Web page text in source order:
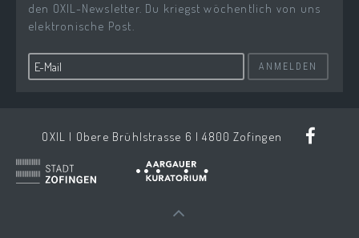
den OXIL-Newsletter. Du kriegst wöchentlich von uns
elektronische Post.
ANMELDEN
OXIL | Obere Brühlstrasse 6 | 4800 Zofingen